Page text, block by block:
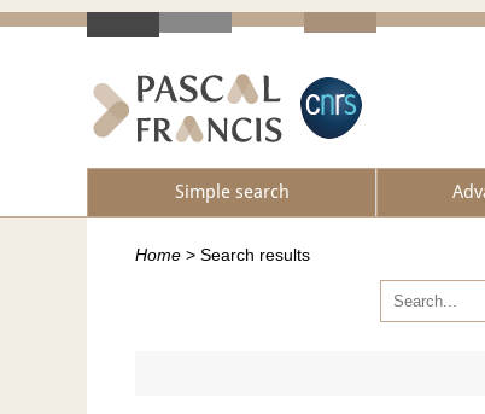
Simple search
Home > Search results